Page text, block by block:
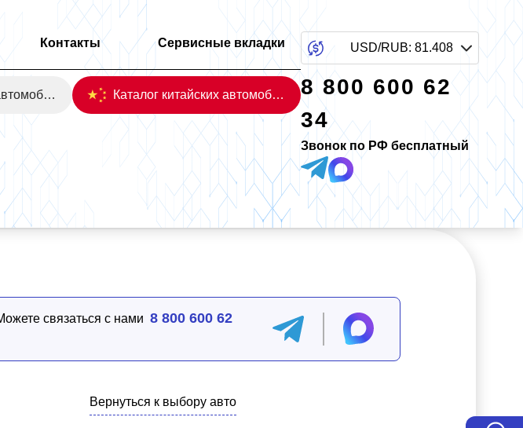
Контакты Сервисные вкладки
Каталог корейских автомобилей Каталог китайских автомобилей
USD/RUB: 81.408
8 800 600 62
34
Звонок по РФ бесплатный
связаться с нами 8 800 600 62
Вернуться к выбору авто